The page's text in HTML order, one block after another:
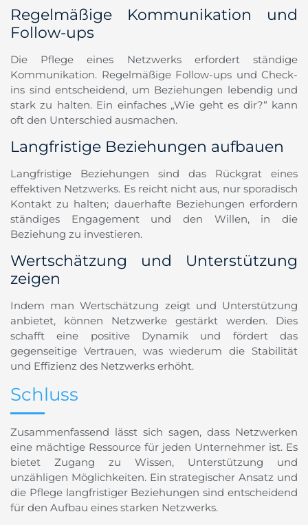
Regelmäßige Kommunikation und
Follow-ups
Die Pflege eines Netzwerks erfordert ständige
Kommunikation. Regelmäßige Follow-ups und Check-
ins sind entscheidend, um Beziehungen lebendig und
stark zu halten. Ein einfaches „Wie geht es dir?“ kann
oft den Unterschied ausmachen.
Langfristige Beziehungen aufbauen
Langfristige Beziehungen sind das Rückgrat eines
effektiven Netzwerks. Es reicht nicht aus, nur sporadisch
Kontakt zu halten; dauerhafte Beziehungen erfordern
ständiges Engagement und den Willen, in die
Beziehung zu investieren.
Wertschätzung und Unterstützung
zeigen
Indem man Wertschätzung zeigt und Unterstützung
anbietet, können Netzwerke gestärkt werden. Dies
schafft eine positive Dynamik und fördert das
gegenseitige Vertrauen, was wiederum die Stabilität
und Effizienz des Netzwerks erhöht.
Schluss
Zusammenfassend lässt sich sagen, dass Netzwerken
eine mächtige Ressource für jeden Unternehmer ist. Es
bietet Zugang zu Wissen, Unterstützung und
unzähligen Möglichkeiten. Ein strategischer Ansatz und
die Pflege langfristiger Beziehungen sind entscheidend
für den Aufbau eines starken Netzwerks.